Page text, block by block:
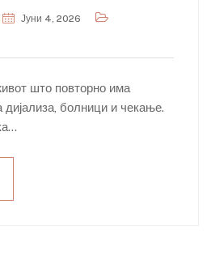
Јуни 4, 2026
што повторно има
дијализа, болници и чекање.